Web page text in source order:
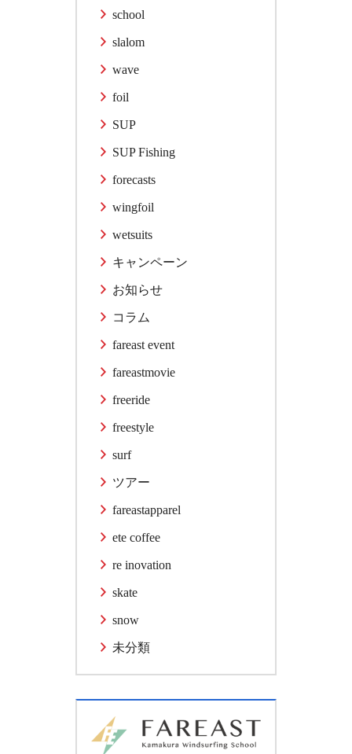
school
slalom
wave
foil
SUP
SUP Fishing
forecasts
wingfoil
wetsuits
キャンペーン
お知らせ
コラム
fareast event
fareastmovie
freeride
freestyle
surf
ツアー
fareastapparel
ete coffee
re inovation
skate
snow
未分類